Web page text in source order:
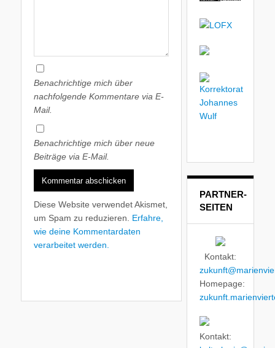
Benachrichtige mich über
nachfolgende Kommentare via E-
Mail.
Benachrichtige mich über neue
Beiträge via E-Mail.
Diese Website verwendet Akismet,
um Spam zu reduzieren. Erfahre,
wie deine Kommentardaten
verarbeitet werden.
PARTNER-
SEITEN
Kontakt:
Homepage:
Kontakt: